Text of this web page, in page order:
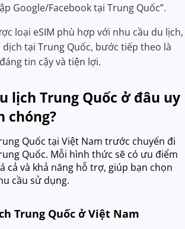
Google/Facebook tại Trung Quốc”.
loại eSIM phù hợp với nhu cầu du lịch,
dịch tại Trung Quốc, bước tiếp theo là
tin cậy và tiện lợi.
lịch Trung Quốc ở đâu uy
chóng?
Quốc tại Việt Nam trước chuyến đi
Quốc. Mỗi hình thức sẽ có ưu điểm
cả và khả năng hỗ trợ, giúp bạn chọn
cầu sử dụng.
Trung Quốc ở Việt Nam